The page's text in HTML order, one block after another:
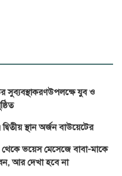
সুব্যবস্থাকরণউপলক্ষে যুব ও
স্থান অর্জন বাউয়েটের
থেকে ভয়েস মেসেজে বাবা-মাকে
আর দেখা হবে না